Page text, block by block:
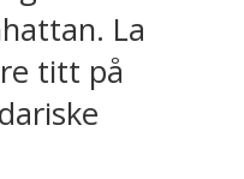
La
titt på